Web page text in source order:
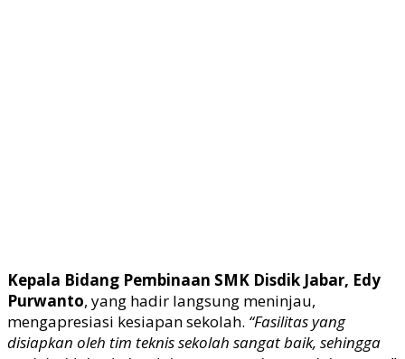
Kepala Bidang Pembinaan SMK Disdik Jabar, Edy
Purwanto, yang hadir langsung meninjau,
mengapresiasi kesiapan sekolah. “Fasilitas yang
disiapkan oleh tim teknis sekolah sangat baik, sehingga